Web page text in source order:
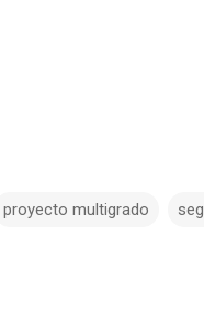
proyecto multigrado